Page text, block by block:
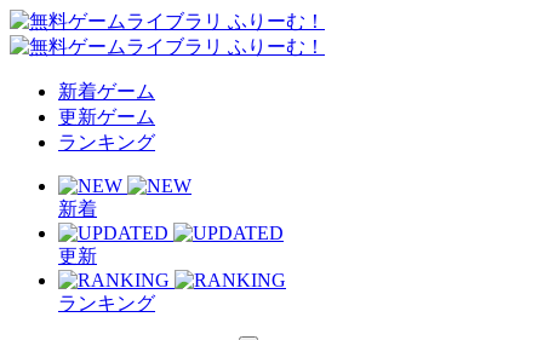
新着ゲーム
更新ゲーム
ランキング
新着
更新
ランキング